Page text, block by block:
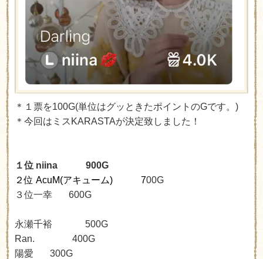
＊１票を100G(単位はグッときたポイントのGです。)
＊今回はミスKARASTAが決定致しました！
１位 niina
900G
２位 AcuM(アキューム) 700G
３位一幸 600G
永瀬千裕 500G
Ran. 400G
陽愛 300G